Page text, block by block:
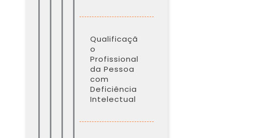
Qualificaçã
o
Profissional
da Pessoa
com
Deficiência
Intelectual